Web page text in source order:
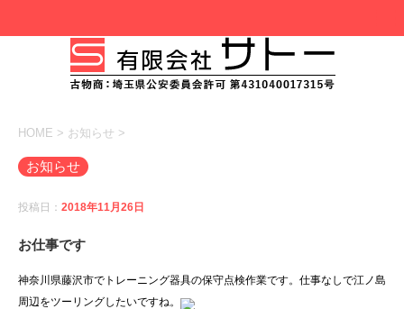
HOME > お知らせ >
お知らせ
投稿日： 2018年11月26日
お仕事です
神奈川県藤沢市でトレーニング器具の保守点検作業です。仕事なしで江ノ島
周辺をツーリングしたいですね。